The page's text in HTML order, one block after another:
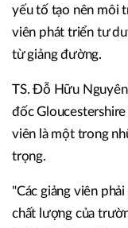
yếu tố tạo nên môi
viên phát triển tư
từ giảng đường.
TS. Đỗ Hữu
đốc
viên là một trong
trọng.
"Các giảng viên
chất lượng của